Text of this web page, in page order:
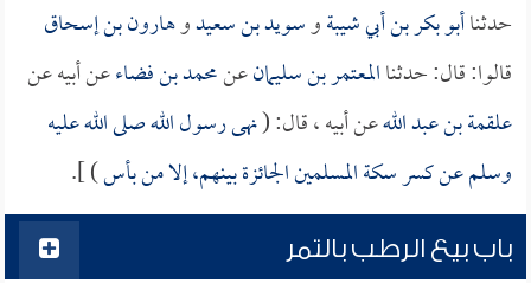
حدثناأبو بكر بن أبي شيبةوسويد بن سعيدوهارون بن إسحاق
قالوا: قال: حدثناالمعتمر بن سليمانعنمحمد بن فضاءعن أبيه عن
علقمة بن عبد اللهعن أبيه ، قال: (نهى رسول الله صلى الله عليه
وسلم عن كسر سكة المسلمين الجائزة بينهم، إلا من بأس) ].
باب بيع الرطب بالتمر